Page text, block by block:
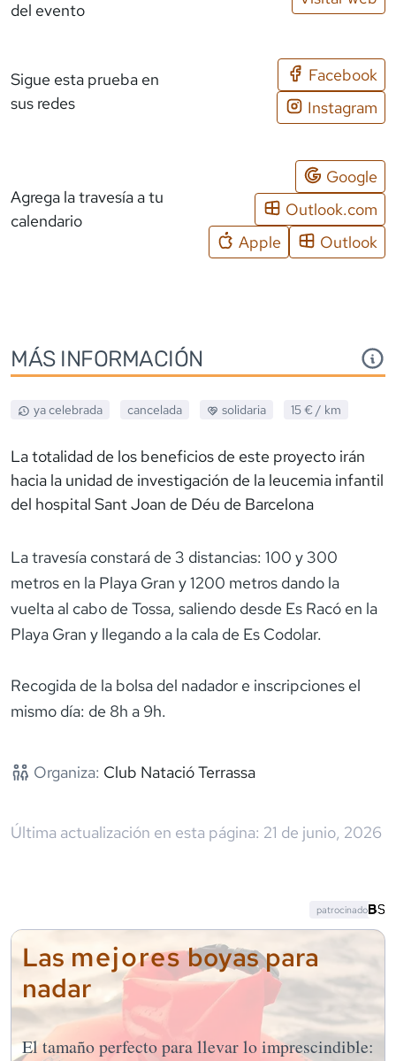
del evento
Sigue esta prueba en
sus redes
Facebook
Instagram
Agrega la travesía a tu
calendario
Google
Outlook.com
Apple
Outlook
MÁS INFORMACIÓN
ya celebrada cancelada solidaria 15 € / km
La totalidad de los beneficios de este proyecto irán
hacia la unidad de investigación de la leucemia infantil
del hospital Sant Joan de Déu de Barcelona
La travesía constará de 3 distancias: 100 y 300
metros en la Playa Gran y 1200 metros dando la
vuelta al cabo de Tossa, saliendo desde Es Racó en la
Playa Gran y llegando a la cala de Es Codolar.
Recogida de la bolsa del nadador e inscripciones el
mismo día: de 8h a 9h.
Organiza: Club Natació Terrassa
Última actualización en esta página: 21 de junio, 2026
Las mejoresboyas para
nadar
El tamaño perfecto para llevar lo imprescindible:
patrocinado